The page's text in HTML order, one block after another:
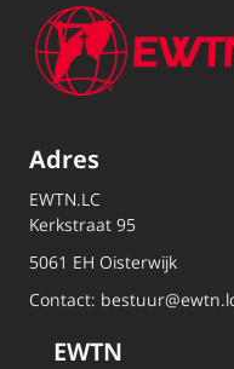
Adres
EWTN.LC
Kerkstraat 95
5061 EH Oisterwijk
Contact:
EWTN